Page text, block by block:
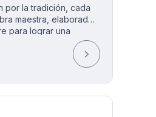
por la tradición, cada
maestra, elaborada
para lograr una
incomparables. Más
pizzería, Little Italy
culinario a las calles